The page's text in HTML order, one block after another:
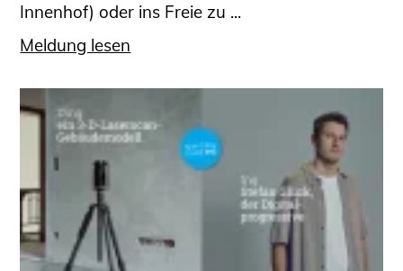
Innenhof) oder ins Freie zu ...
Meldung lesen